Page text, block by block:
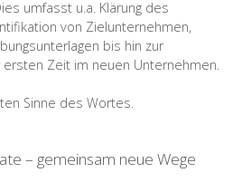
umfasst u.a. Klärung des
von Zielunternehmen,
bis hin zur
Zeit im neuen Unternehmen.
Sinne des Wortes.
– gemeinsam neue Wege